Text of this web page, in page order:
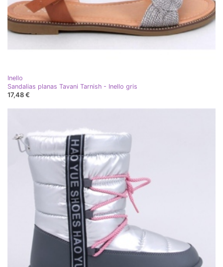
Inello
Sandalias planas Tavani Tarnish - Inello gris
17,48 €